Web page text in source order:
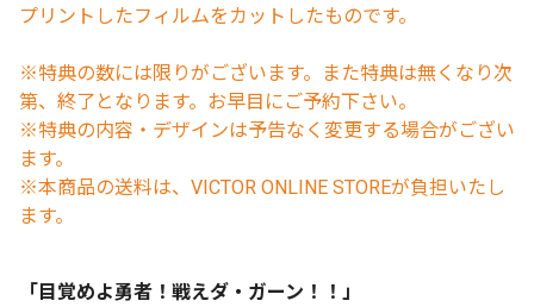
プリントしたフィルムをカットしたものです。
※特典の数には限りがございます。また特典は無くなり次
第、終了となります。お早目にご予約下さい。
※特典の内容・デザインは予告なく変更する場合がござい
ます。
※本商品の送料は、VICTOR ONLINE STOREが負担いたし
ます。
「目覚めよ勇者！戦えダ・ガーン！！」